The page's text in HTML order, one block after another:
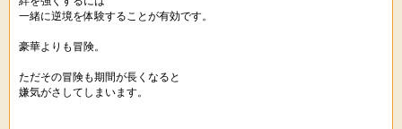
一緒に逆境を体験することが有効です。
豪華よりも冒険。
ただその冒険も期間が長くなると
嫌気がさしてしまいます。